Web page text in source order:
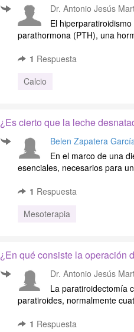
Dr. Antonio Jesús
El
parathormona (PTH), una
1 Respuesta
Calcio
¿Es cierto que la leche
Belen Zapatera
En el marco de una
esenciales, necesarios para
1 Respuesta
Mesoterapia
¿En qué consiste la operación
Dr. Antonio Jesús
La paratiroidectomía
paratiroides, normalmente
1 Respuesta